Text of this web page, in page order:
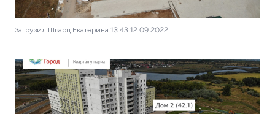
Загрузил Шварц Екатерина 13:43 12.09.2022